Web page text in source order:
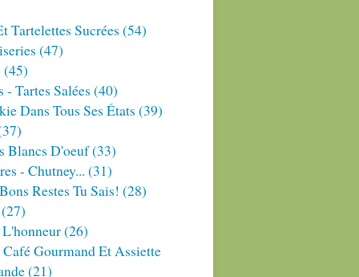
Tartelettes Sucrées (54)
(47)
(45)
- Tartes Salées (40)
Dans Tous Ses États (39)
Blancs D'oeuf(33)
- Chutney... (31)
Restes Tu Sais! (28)
(27)
(26)
Gourmand Et Assiette
(21)